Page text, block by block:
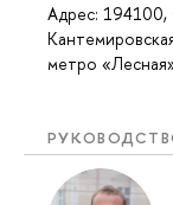
Адрес: 194100,
метро